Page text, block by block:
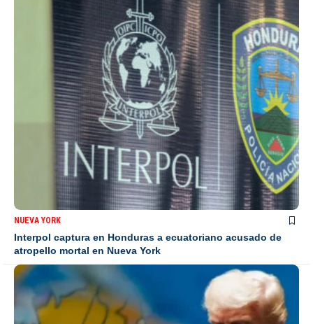
NUEVA YORK
Interpol captura en Honduras a ecuatoriano acusado de
atropello mortal en Nueva York